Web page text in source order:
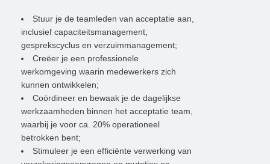
Stuur je de teamleden van acceptatie aan,
inclusief capaciteitsmanagement,
gesprekscyclus en verzuimmanagement;
Creëer je een professionele
werkomgeving waarin medewerkers zich
kunnen ontwikkelen;
Coördineer en bewaak je de dagelijkse
werkzaamheden binnen het acceptatie team,
waarbij je voor ca. 20% operationeel
betrokken bent;
Stimuleer je een efficiënte verwerking van